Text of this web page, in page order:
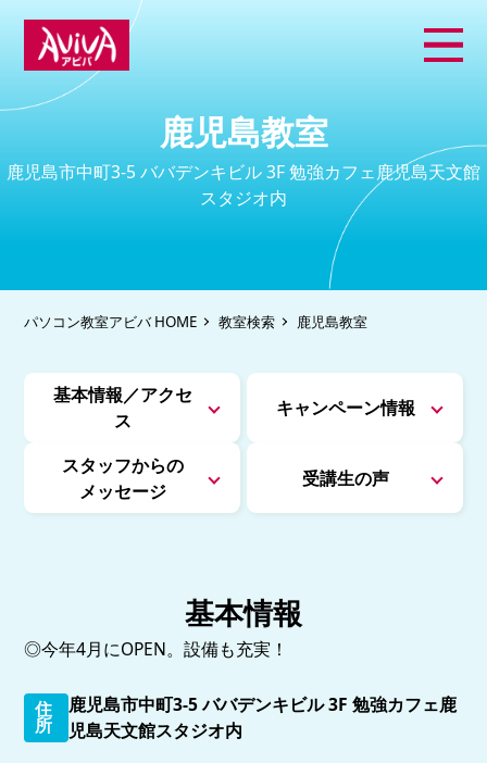
鹿児島教室
鹿児島市中町3-5 ババデンキビル 3F 勉強カフェ鹿児島天文館
スタジオ内
パソコン教室アビバ HOME 教室検索 鹿児島教室
基本情報／アクセ
ス
キャンペーン情報
スタッフからの
メッセージ
受講生の声
基本情報
◎今年4月にOPEN。設備も充実！
住
所
鹿児島市中町3-5 ババデンキビル 3F 勉強カフェ鹿
児島天文館スタジオ内